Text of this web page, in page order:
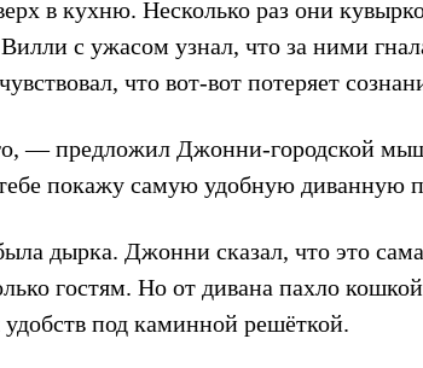
в кухню. Несколько раз они
с ужасом узнал, что за ними
что вот-вот потеряет
— предложил Джонни-городской
покажу самую удобную диванную
дырка. Джонни сказал, что это
гостям. Но от дивана пахло
удобств под каминной решёткой.